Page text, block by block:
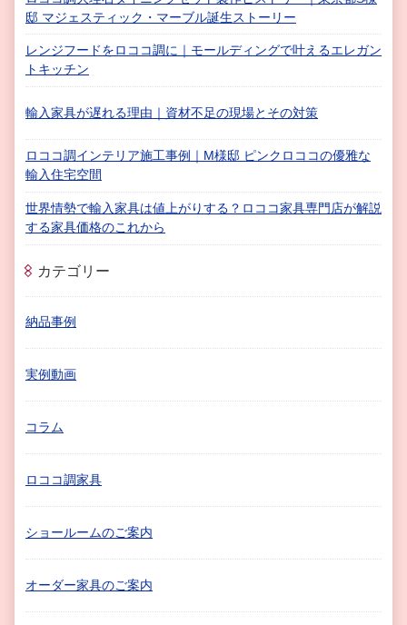
邸 マジェスティック・マーブル誕生ストーリー
レンジフードをロココ調に｜モールディングで叶えるエレガン
トキッチン
輸入家具が遅れる理由｜資材不足の現場とその対策
ロココ調インテリア施工事例｜M様邸 ピンクロココの優雅な
輸入住宅空間
世界情勢で輸入家具は値上がりする？ロココ家具専門店が解説
する家具価格のこれから
カテゴリー
納品事例
実例動画
コラム
ロココ調家具
ショールームのご案内
オーダー家具のご案内